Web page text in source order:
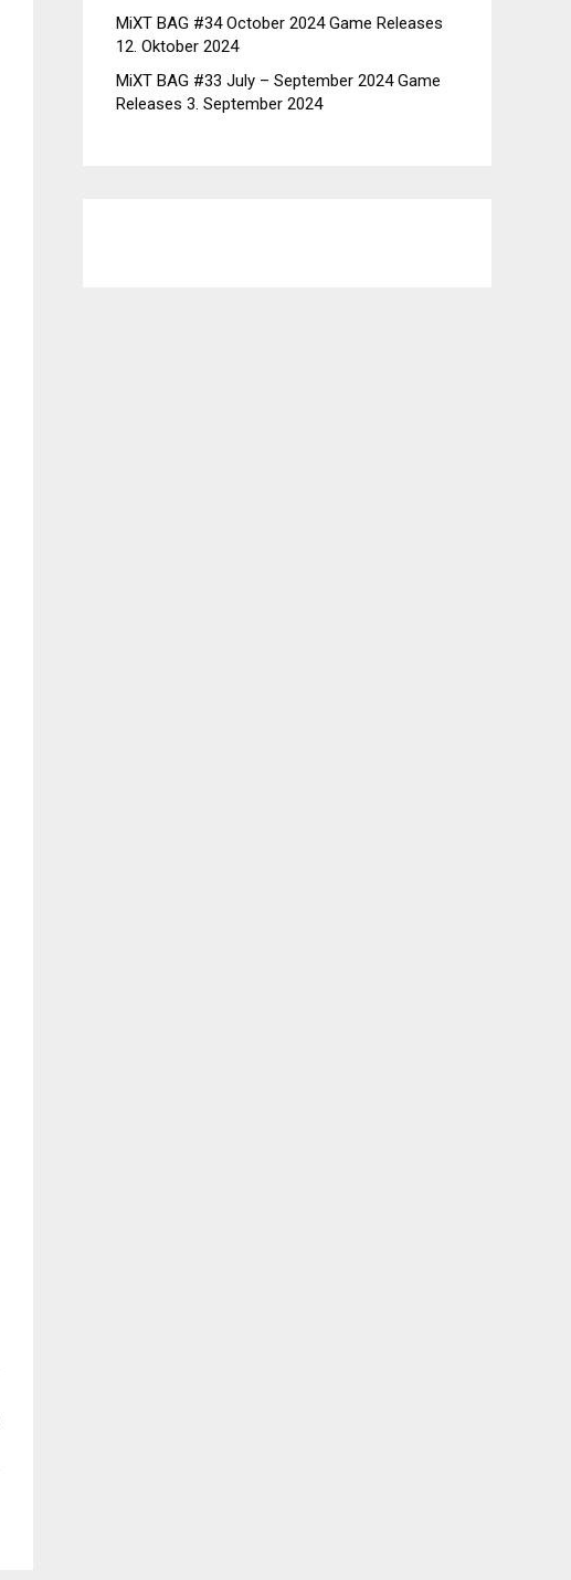
MiXT BAG #34 October 2024 Game Releases
12. Oktober 2024
MiXT BAG #33 July – September 2024 Game
Releases 3. September 2024